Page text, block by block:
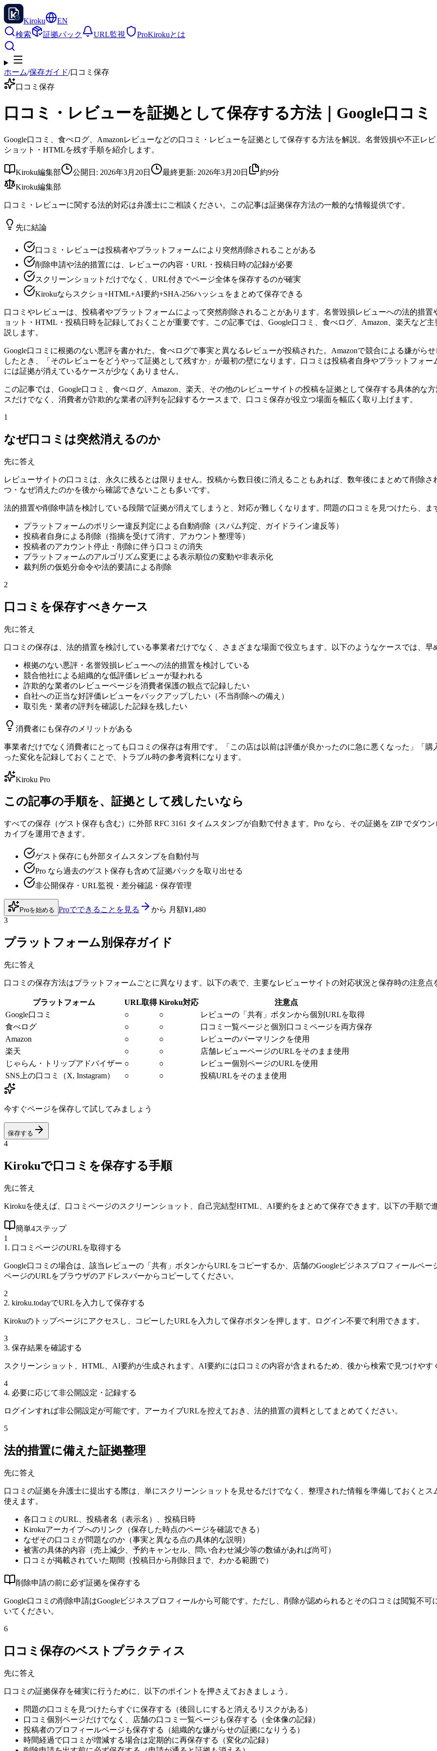
Kiroku
EN
検索
証拠パック URL監視 ProKirokuとは
ホーム/保存ガイド/口コミ保存
口コミ保存
口コミ・レビューを証拠として保存する方法｜Google口コ
Google口コミ、食べログ、Amazonレビューなどの口コミ・レビューを証拠として保存する方法を解説。名誉毀損や不正レ
ショット・HTMLを残す手順を紹介します。
Kiroku編集部 公開日 : 2026年3月20日 最終更新: 2026年3月20日
約9分
Kiroku編集部
口コミ・レビューに関する法的対応は弁護士にご相談ください。この記事は証拠保存方法の一般的な情報提供です。
先に結論
口コミ・レビューは投稿者やプラットフォームにより突然削除されることがある
削除申請や法的措置には、レビューの内容・URL・投稿日時の記録が必要
スクリーンショットだけでなく、URL付きでページ全体を保存するのが確実
Kirokuならスクショ+HTML+AI要約+SHA-256ハッシュをまとめて保存できる
口コミやレビューは、投稿者やプラットフォームによって突然削除されることがあります。名誉毀損レビューへの法的措
ョット・HTML・投稿日時を記録しておくことが重要です。この記事では、Google口コミ、食べログ、Amazon、楽天など
説します。
Google口コミに根拠のない悪評を書かれた。食べログで事実と異なるレビューが投稿された。Amazonで競合による嫌が
したとき、「そのレビューをどうやって証拠として残すか」が最初の壁になります。口コミは投稿者自身やプラットフォ
には証拠が消えているケースが少なくありません。
この記事では、Google口コミ、食べログ、Amazon、楽天、その他のレビューサイトの投稿を証拠として保存する具体的な
スだけでなく、消費者が詐欺的な業者の評判を記録するケースまで、口コミ保存が役立つ場面を幅広く取り上げます。
1
なぜ口コミは突然消えるのか
先に答え
レビューサイトの口コミは、永久に残るとは限りません。投稿から数日後に消えることもあれば、数年後にまとめて削除
つ・なぜ消えたのかを後から確認できないことも多いです。
法的措置や削除申請を検討している段階で証拠が消えてしまうと、対応が難しくなります。問題の口コミを見つけたら、ま
プラットフォームのポリシー違反判定による自動削除（スパム判定、ガイドライン違反等）
投稿者自身による削除（指摘を受けて消す、アカウント整理等）
投稿者のアカウント停止・削除に伴う口コミの消失
プラットフォームのアルゴリズム変更による表示順位の変動や非表示化
裁判所の仮処分命令や法的要請による削除
2
口コミを保存すべきケース
先に答え
口コミの保存は、法的措置を検討している事業者だけでなく、さまざまな場面で役立ちます。以下のようなケースでは、早
根拠のない悪評・名誉毀損レビューへの法的措置を検討している
競合他社による組織的な低評価レビューが疑われる
詐欺的な業者のレビューページを消費者保護の観点で記録したい
自社への正当な好評価レビューをバックアップしたい（不当削除への備え）
取引先・業者の評判を確認した記録を残したい
消費者にも保存のメリットがある
事業者だけでなく消費者にとっても口コミの保存は有用です。「この店は以前は評価が良かったのに急に悪くなった」「
った変化を記録しておくことで、トラブル時の参考資料になります。
Kiroku Pro
この記事の手順を、証拠として残したいなら
すべての保存（ゲスト保存も含む）に外部 RFC 3161 タイムスタンプが自動で付きます。Pro なら、その証拠を ZIP でダウ
カイブを運用できます。
ゲスト保存にも外部タイムスタンプを自動付与
Pro なら過去のゲスト保存も含めて証拠パックを取り出せる
非公開保存・URL監視・差分確認・保存管理
Proを始める Proでできることを見る から 月額¥1,480
3
プラットフォーム別保存ガイド
先に答え
口コミの保存方法はプラットフォームごとに異なります。以下の表で、主要なレビューサイトの対応状況と保存時の注意点
プラットフォーム URL取得 Kiroku対応
注意点
Google口コミ
○ ○
レビューの「共有」ボタンから個別URLを取得
食べログ
○ ○
口コミ一覧ページと個別口コミページを両方保存
Amazon
○ ○
レビューのパーマリンクを使用
楽天
○ ○
店舗レビューページのURLをそのまま使用
じゃらん・トリップアドバイザー ○ ○
レビュー個別ページのURLを使用
SNS上の口コミ（X, Instagram）
○ ○ 投稿URLをそのまま使用
今すぐページを保存して試してみましょう
保存する
4
Kirokuで口コミを保存する手順
先に答え
Kirokuを使えば、口コミページのスクリーンショット、自己完結型HTML、AI要約をまとめて保存できます。以下の手順で
簡単4ステップ
1
1. 口コミページのURLを取得する
Google口コミの場合は、該当レビューの「共有」ボタンからURLをコピーするか、店舗のGoogleビジネスプロフィールペ
ページのURLをブラウザのアドレスバーからコピーしてください。
2
2. kiroku.todayでURLを入力して保存する
Kirokuのトップページにアクセスし、コピーしたURLを入力して保存ボタンを押します。ログイン不要で利用できます。
3
3. 保存結果を確認する
スクリーンショット、HTML、AI要約が生成されます。AI要約には口コミの内容が含まれるため、後から検索で見つけやす
4
4. 必要に応じて非公開設定・記録する
ログインすれば非公開設定が可能です。アーカイブURLを控えておき、法的措置の資料としてまとめてください。
5
法的措置に備えた証拠整理
先に答え
口コミの証拠を弁護士に提出する際は、単にスクリーンショットを見せるだけでなく、整理された情報を準備しておくと
使えます。
各口コミのURL、投稿者名（表示名）、投稿日時
Kirokuアーカイブへのリンク（保存した時点のページを確認できる）
なぜその口コミが問題なのか（事実と異なる点の具体的な説明）
被害の具体的内容（売上減少、予約キャンセル、問い合わせ減少等の数値があれば尚可）
口コミが掲載されていた期間（投稿日から削除日まで、わかる範囲で）
削除申請の前に必ず証拠を保存する
Google口コミの削除申請はGoogleビジネスプロフィールから可能です。ただし、削除が認められるとその口コミは閲覧不
いてください。
6
口コミ保存のベストプラクティス
先に答え
口コミの証拠保存を確実に行うために、以下のポイントを押さえておきましょう。
問題の口コミを見つけたらすぐに保存する（後回しにすると消えるリスクがある）
口コミ個別ページだけでなく、店舗の口コミ一覧ページも保存する（全体像の記録）
投稿者のプロフィールページも保存する（組織的な嫌がらせの証拠になりうる）
時間経過で口コミが増減する場合は定期的に再保存する（変化の記録）